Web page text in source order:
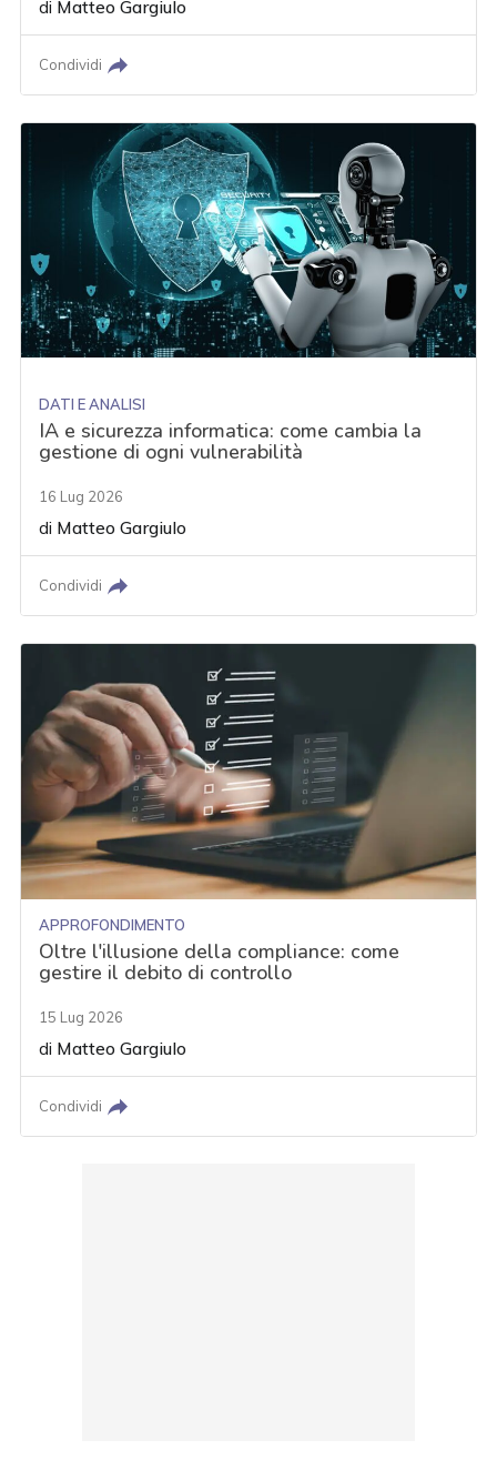
di Matteo Gargiulo
Condividi
DATI E ANALISI
IA e sicurezza informatica: come cambia la
gestione di ogni vulnerabilità
16 Lug 2026
di Matteo Gargiulo
Condividi
APPROFONDIMENTO
Oltre l'illusione della compliance: come
gestire il debito di controllo
15 Lug 2026
di Matteo Gargiulo
Condividi